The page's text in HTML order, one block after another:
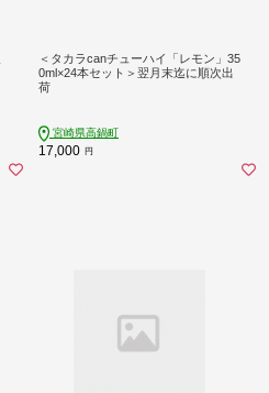
＜タカラcanチューハイ「レモン」35
0ml×24本セット＞翌月末迄に順次出
荷
宮崎県高鍋町
17,000 円